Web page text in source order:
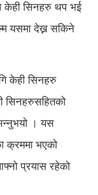
केही सिनहरु थप भई
यसमा देख्न सकिने
केही सिनहरु
सिनहरुसहितको
। यस
क्रममा भएको
प्रयास रहेको